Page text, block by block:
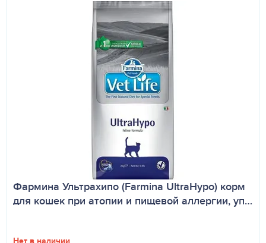
Фармина Ультрахипо (Farmina UltraHypo) корм
для кошек при атопии и пищевой аллергии, уп…
Нет в наличии